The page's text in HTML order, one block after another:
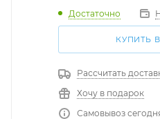
Достаточно
КУПИТЬ
Рассчитать
Хочу в подарок
Самовывоз